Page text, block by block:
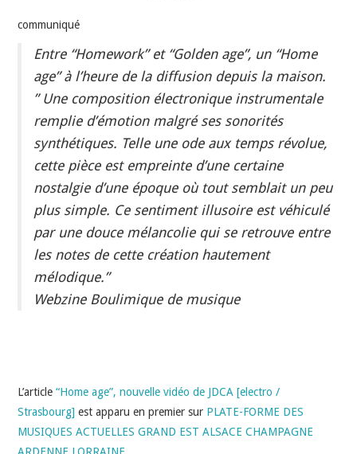
LES LABELS
INDÉPENDANTS
DOKO
communiqué
Entre “Homework” et “Golden age”, un “Home
age” à l’heure de la diffusion depuis la maison.
” Une composition électronique instrumentale
remplie d’émotion malgré ses sonorités
synthétiques. Telle une ode aux temps révolue,
cette pièce est empreinte d’une certaine
nostalgie d’une époque où tout semblait un peu
plus simple. Ce sentiment illusoire est véhiculé
par une douce mélancolie qui se retrouve entre
les notes de cette création hautement
mélodique.”
Webzine Boulimique de musique
L’article“Home age”, nouvelle vidéo de JDCA [electro /
Strasbourg] est apparu en premier sur PLATE-FORME DES
MUSIQUES ACTUELLES GRAND EST ALSACE CHAMPAGNE
ARDENNE LORRAINE.